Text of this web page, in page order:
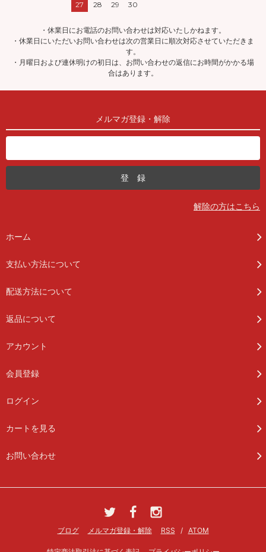
27
28 29 30
・休業日にお電話のお問い合わせは対応いたしかねます。
・休業日にいただいお問い合わせは次の営業日に順次対応させていただきま
す。
・月曜日および連休明けの初日は、お問い合わせの返信にお時間がかかる場
合はあります。
メルマガ登録・解除
解除の方はこちら
ホーム
支払い方法について
配送方法について
返品について
アカウント
会員登録
ログイン
カートを見る
お問い合わせ
ブログ メルマガ登録・解除 RSS / ATOM